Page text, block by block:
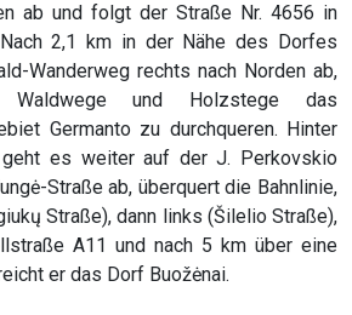
ab und folgt der Straße Nr. 4656 in
Nach 2,1 km in der Nähe des Dorfes
Wanderweg rechts nach Norden ab,
und Holzstege das
Germanto zu durchqueren. Hinter
geht es weiter auf der J. Perkovskio
Straße ab, überquert die Bahnlinie,
Straße), dann links (Šilelio Straße),
A11 und nach 5 km über eine
er das Dorf Buožėnai.